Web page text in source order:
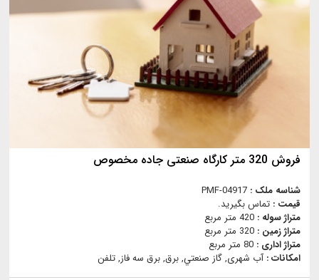
فروش 320 متر کارگاه صنعتی جاده مخصوص
شناسه ملک : PMF-04917
قیمت : تماس بگیرید.
متراژ سوله : 420 متر مربع
متراژ زمین : 320 متر مربع
متراژ اداری : 80 متر مربع
امکانات :آب شهری, گاز صنعتي, برق, برق سه فاز, تلفن